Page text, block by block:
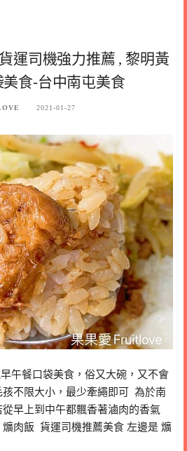
運司機強力推薦 , 黎明黃
食-台中南屯美食
2021-01-27
午餐口袋美食，俗又大碗，又不會
不限大小，最少牽繩即可 為於南
早上到中午都飄香著滷肉的香氣
肉飯 貨運司機推薦美食 左邊是 爌